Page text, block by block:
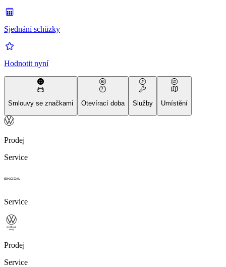
Sjednání schůzky
Hodnotit nyní
Smlouvy se značkami Otevírací doba Služby Umístění
Prodej
Service
Service
Prodej
Service